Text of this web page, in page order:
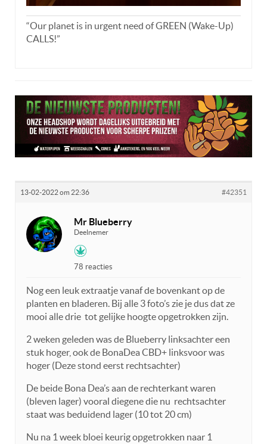
“Our planet is in urgent need of GREEN (Wake-Up)
CALLS!”
13-02-2022 om 22:36 #42351
Mr Blueberry
Deelnemer
78 reacties
Nog een leuk extraatje vanaf de bovenkant op de
planten en bladeren. Bij alle 3 foto’s zie je dus dat ze
mooi alle drie tot gelijke hoogte opgetrokken zijn.
2 weken geleden was de Blueberry linksachter een
stuk hoger, ook de BonaDea CBD+ linksvoor was
hoger (Deze stond eerst rechtsachter)
De beide Bona Dea’s aan de rechterkant waren
(bleven lager) vooral diegene die nu rechtsachter
staat was beduidend lager (10 tot 20 cm)
Nu na 1 week bloei keurig opgetrokken naar 1